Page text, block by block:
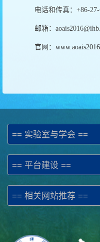
电话和传真：+86-
邮箱：
官网：
== 实验室与学会 ==
== 平台建设 ==
== 相关网站推荐 ==